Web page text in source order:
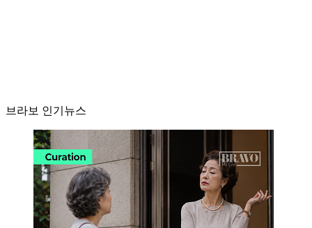
브라보 인기뉴스